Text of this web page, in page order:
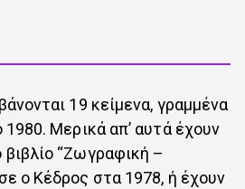
19 κείμενα, γραμμένα
Μερικά απ’ αυτά έχουν
“Ζωγραφική –
ο Κέδρος στα 1978, ή έχουν